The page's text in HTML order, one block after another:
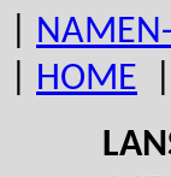
HOME